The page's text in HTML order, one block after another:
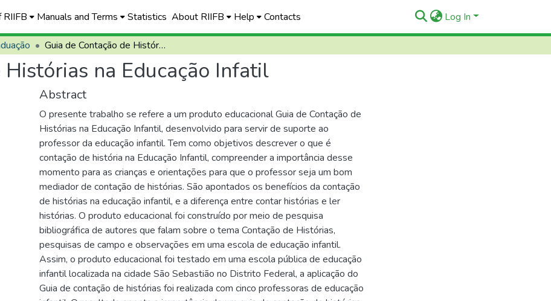
Manuals and Terms Statistics About RIIFB Help Contacts Log In
Guia de Contação de Histórias na Educação Infatil
na Educação Infatil
Abstract
O presente trabalho se refere a um produto educacional Guia de Contação de
Histórias na Educação Infantil, desenvolvido para servir de suporte ao
professor da educação infantil. Tem como objetivos descrever o que é
contação de história na Educação Infantil, compreender a importância desse
momento para as crianças e orientações para que o professor seja um bom
mediador de contação de histórias. São apontados os benefícios da contação
de histórias na educação infantil, e a diferença entre contar histórias e ler
histórias. O produto educacional foi construído por meio de pesquisa
bibliográfica de autores que falam sobre o tema Contação de Histórias,
pesquisas de campo e observações em uma escola de educação infantil.
Assim, o produto educacional foi testado em uma escola pública de educação
infantil localizada na cidade São Sebastião no Distrito Federal, a aplicação do
Guia de contação de histórias foi realizada com cinco professoras de educação